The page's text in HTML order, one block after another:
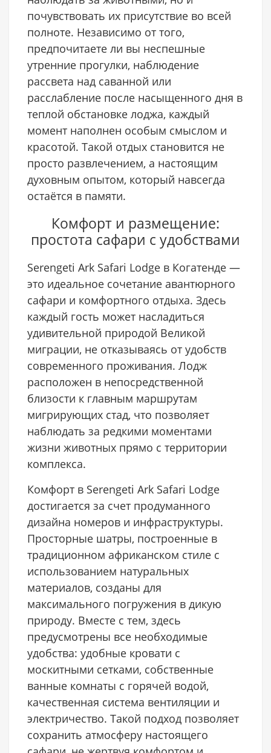
почувствовать их присутствие во всей
полноте. Независимо от того,
предпочитаете ли вы неспешные
утренние прогулки, наблюдение
рассвета над саванной или
расслабление после насыщенного дня в
теплой обстановке лоджа, каждый
момент наполнен особым смыслом и
красотой. Такой отдых становится не
просто развлечением, а настоящим
духовным опытом, который навсегда
остаётся в памяти.
Комфорт и размещение:
простота сафари с удобствами
Serengeti Ark Safari Lodge в Когатенде —
это идеальное сочетание авантюрного
сафари и комфортного отдыха. Здесь
каждый гость может насладиться
удивительной природой Великой
миграции, не отказываясь от удобств
современного проживания. Лодж
расположен в непосредственной
близости к главным маршрутам
мигрирующих стад, что позволяет
наблюдать за редкими моментами
жизни животных прямо с территории
комплекса.
Комфорт в Serengeti Ark Safari Lodge
достигается за счет продуманного
дизайна номеров и инфраструктуры.
Просторные шатры, построенные в
традиционном африканском стиле с
использованием натуральных
материалов, созданы для
максимального погружения в дикую
природу. Вместе с тем, здесь
предусмотрены все необходимыe
удобства: удобные кровати с
москитными сетками, собственные
ванные комнаты с горячей водой,
качественная система вентиляции и
электричество. Такой подход позволяет
сохранить атмосферу настоящего